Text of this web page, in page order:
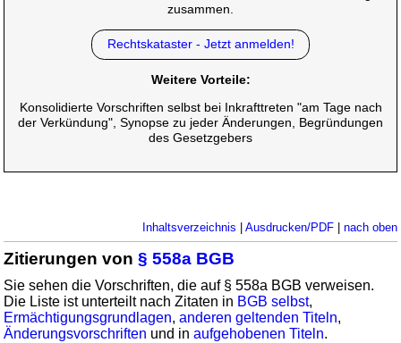
zusammen.
Rechtskataster - Jetzt anmelden!
Weitere Vorteile:
Konsolidierte Vorschriften selbst bei Inkrafttreten "am Tage nach
der Verkündung", Synopse zu jeder Änderungen, Begründungen
des Gesetzgebers
Inhaltsverzeichnis Ausdrucken/PDF| nach oben
Zitierungen von§ 558a BGB
Sie sehen die Vorschriften, die auf § 558a BGB verweisen.
Die Liste ist unterteilt nach Zitaten in BGB selbst,
Ermächtigungsgrundlagen,anderen geltenden Titeln,
Änderungsvorschriften und inaufgehobenen Titeln.